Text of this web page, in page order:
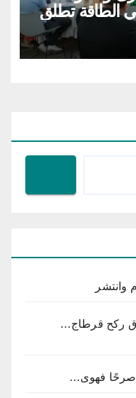
الطاقة تطلق
وانتشر
ركح قرطاج…
صرحًا فهوى…